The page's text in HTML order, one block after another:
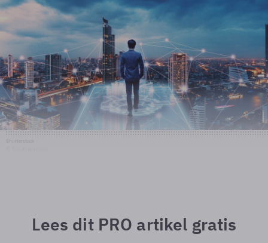
Lees dit PRO artikel gratis